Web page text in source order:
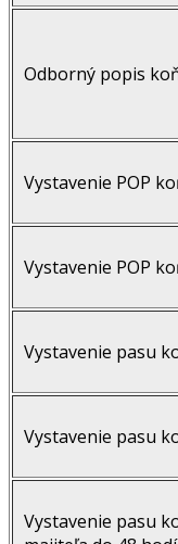
Odborný popis
Vystavenie POP
Vystavenie POP
Vystavenie pasu
Vystavenie pasu
Vystavenie pasu